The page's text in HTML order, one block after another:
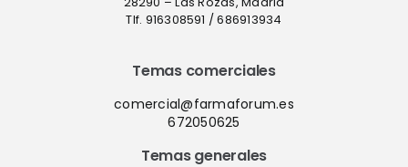
Tlf. 916308591 / 686913934
Temas comerciales
comercial@farmaforum.es
672050625
Temas generales